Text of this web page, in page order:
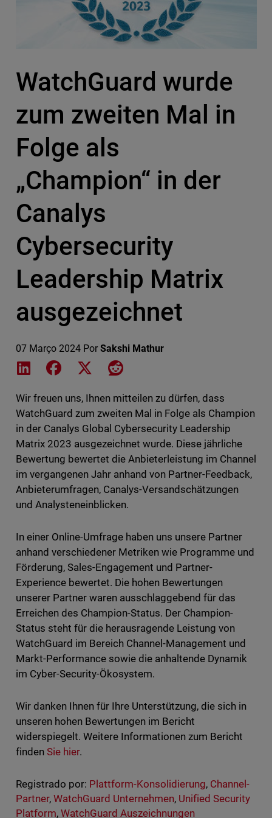
WatchGuard wurde
zum zweiten Mal in
Folge als
„Champion“ in der
Canalys
Cybersecurity
Leadership Matrix
ausgezeichnet
07 Março 2024 Por Sakshi Mathur
Share on LinkedIn
Share on Facebook
Share on XShare on Reddit
Wir freuen uns, Ihnen mitteilen zu dürfen, dass
WatchGuard zum zweiten Mal in Folge als Champion
in der Canalys Global Cybersecurity Leadership
Matrix 2023 ausgezeichnet wurde. Diese jährliche
Bewertung bewertet die Anbieterleistung im Channel
im vergangenen Jahr anhand von Partner-Feedback,
Anbieterumfragen, Canalys-Versandschätzungen
und Analysteneinblicken.
In einer Online-Umfrage haben uns unsere Partner
anhand verschiedener Metriken wie Programme und
Förderung, Sales-Engagement und Partner-
Experience bewertet. Die hohen Bewertungen
unserer Partner waren ausschlaggebend für das
Erreichen des Champion-Status. Der Champion-
Status steht für die herausragende Leistung von
WatchGuard im Bereich Channel-Management und
Markt-Performance sowie die anhaltende Dynamik
im Cyber-Security-Ökosystem.
Wir danken Ihnen für Ihre Unterstützung, die sich in
unseren hohen Bewertungen im Bericht
widerspiegelt. Weitere Informationen zum Bericht
finden Sie hier.
Registrado por: Plattform-Konsolidierung, Channel-
Partner, WatchGuard Unternehmen, Unified Security
Platform, WatchGuard Auszeichnungen